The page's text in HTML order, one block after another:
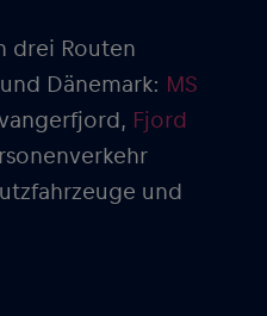
drei Routen
Dänemark: MS
Fjord
und